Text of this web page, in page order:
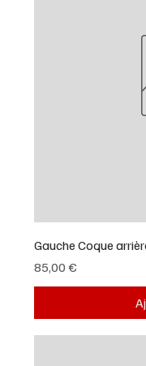
Gauche Coque
Prix
85,00 €